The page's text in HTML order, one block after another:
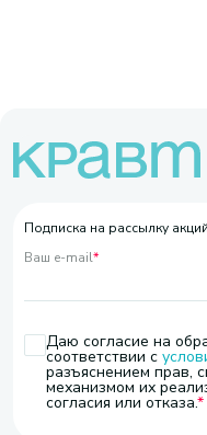
Подписка на рассылку
Ваш e-mail*
Даю согласие на
соответствии с
разъяснением прав,
механизмом их
согласия или отказа.